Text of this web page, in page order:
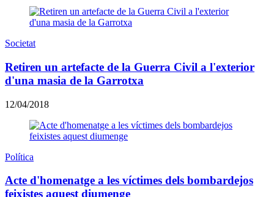
Societat
Retiren un artefacte de la Guerra Civil a l'exterior
d'una masia de la Garrotxa
12/04/2018
Política
Acte d'homenatge a les víctimes dels bombardejos
feixistes aquest diumenge